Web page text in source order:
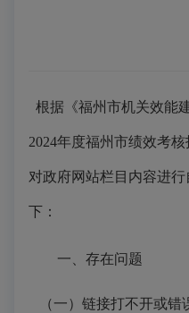
根据《福州市机关效能
2024年度福州市绩效考
对政府网站栏目内容进
下：
一、存在问题
（一）链接打不开或错